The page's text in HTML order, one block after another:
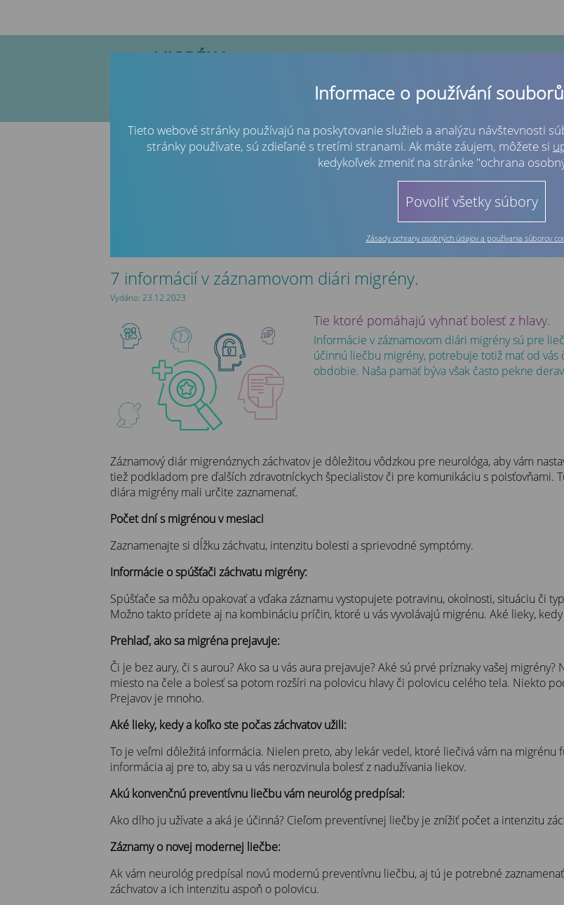
7 informácií v záznamovom diári migrény.
Vydáno: 23.12.2023
Tie ktoré pomáhajú vyhnať bolesť z hlavy.
Informácie v záznamovom diári migrény sú pre
účinnú liečbu migrény, potrebuje totiž mať od
obdobie. Naša pamäť býva však často pekne
Záznamový diár migrenóznych záchvatov je dôležitou vôdzkou pre neurológa, aby vám
tiež podkladom pre ďalších zdravotníckych špecialistov či pre komunikáciu s poisťovňami.
diára migrény mali určite zaznamenať.
Počet dní s migrénou v mesiaci
Zaznamenajte si dĺžku záchvatu, intenzitu bolesti a sprievodné symptómy.
Informácie o spúšťači záchvatu migrény:
Spúšťače sa môžu opakovať a vďaka záznamu vystopujete potravinu, okolnosti, situáciu či
Možno takto prídete aj na kombináciu príčin, ktoré u vás vyvolávajú migrénu. Aké lieky,
Prehlaď, ako sa migréna prejavuje:
Či je bez aury, či s aurou? Ako sa u vás aura prejavuje? Aké sú prvé príznaky vašej
miesto na čele a bolesť sa potom rozšíri na polovicu hlavy či polovicu celého tela. Niekto
Prejavov je mnoho.
Aké lieky, kedy a koľko ste počas záchvatov užili:
To je veľmi dôležitá informácia. Nielen preto, aby lekár vedel, ktoré liečivá vám na migrénu
informácia aj pre to, aby sa u vás nerozvinula bolesť z nadužívania liekov.
Akú konvenčnú preventívnu liečbu vám neurológ predpísal:
Ako dlho ju užívate a aká je účinná? Cieľom preventívnej liečby je znížiť počet a intenzitu
Záznamy o novej modernej liečbe:
Ak vám neurológ predpísal novú modernú preventívnu liečbu, aj tú je potrebné
záchvatov a ich intenzitu aspoň o polovicu.
Informace o používání
Tieto webové stránky používajú na poskytovanie služieb a analýzu návštevnosti
stránky používate, sú zdieľané s tretími stranami. Ak máte záujem, môžete si
kedykoľvek zmeniť na stránke "ochrana
Povoliť všetky súbory
Zásady ochrany osobných údajov a používania súborov